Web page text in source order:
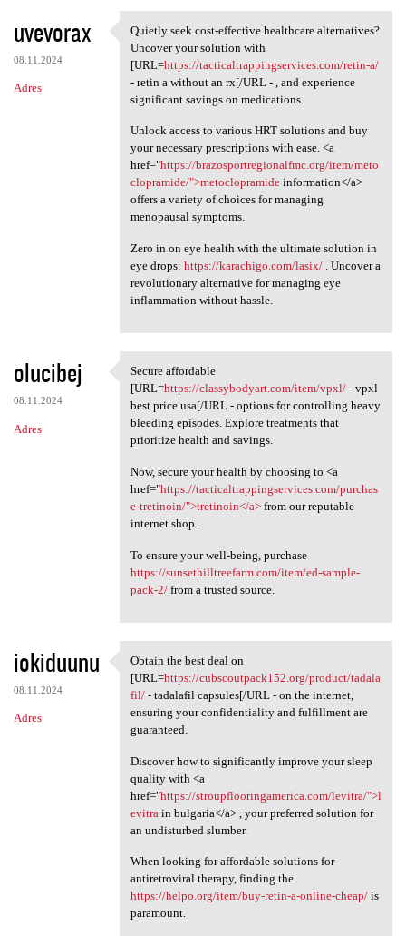
uvevorax
08.11.2024
Adres
Quietly seek cost-effective
Quietly seek cost-effective healthcare alternatives?
Uncover your solution with
[URL=https://tacticaltrappingservices.com/retin-a/
- retin a without an rx[/URL - , and experience
significant savings on medications.
Unlock access to various HRT solutions and buy
your necessary prescriptions with ease. <a
href="https://brazosportregionalfmc.org/item/meto
clopramide/">metoclopramideinformation</a>
offers a variety of choices for managing
menopausal symptoms.
Zero in on eye health with the ultimate solution in
eye drops: https://karachigo.com/lasix/. Uncover a
revolutionary alternative for managing eye
inflammation without hassle.
olucibej
08.11.2024
Adres
Secure affordable [URL=https:
Secure affordable
[URL=https://classybodyart.com/item/vpxl/- vpxl
best price usa[/URL - options for controlling heavy
bleeding episodes. Explore treatments that
prioritize health and savings.
Now, secure your health by choosing to <a
href="https://tacticaltrappingservices.com/purchas
e-tretinoin/">tretinoin</a>from our reputable
internet shop.
To ensure your well-being, purchase
https://sunsethilltreefarm.com/item/ed-sample-
pack-2/from a trusted source.
iokiduunu
08.11.2024
Adres
Obtain the best deal on [URL
Obtain the best deal on
[URL=https://cubscoutpack152.org/product/tadala
fil/- tadalafil capsules[/URL - on the internet,
ensuring your confidentiality and fulfillment are
guaranteed.
Discover how to significantly improve your sleep
quality with <a
href="https://stroupflooringamerica.com/levitra/">l
evitra in bulgaria</a> , your preferred solution for
an undisturbed slumber.
When looking for affordable solutions for
antiretroviral therapy, finding the
https://helpo.org/item/buy-retin-a-online-cheap/is
paramount.